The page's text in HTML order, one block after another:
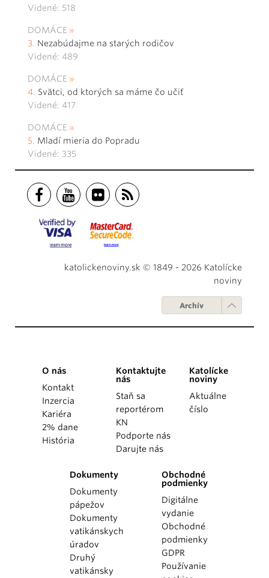
Videné: 518
DOMÁCE
Nezabúdajme na starých rodičov
Videné: 489
DOMÁCE
Svätci, od ktorých sa máme čo učiť
Videné: 417
DOMÁCE
Mladí mieria do Popradu
Videné: 335
katolickenoviny.sk © 1849 - 2026 Katolícke
noviny
Archív
O nás
Kontakt
Inzercia
Kariéra
2% dane
História
Kontaktujte
nás
Staň sa
reportérom
KN
Podporte nás
Darujte nás
Katolícke
noviny
Aktuálne
číslo
Dokumenty
Dokumenty
pápežov
Dokumenty
vatikánskych
úradov
Druhý
vatikánsky
Obchodné
podmienky
Digitálne
vydanie
Obchodné
podmienky
GDPR
Používanie